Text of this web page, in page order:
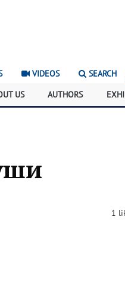
VIDEOS SEARCH
US AUTHORS
1